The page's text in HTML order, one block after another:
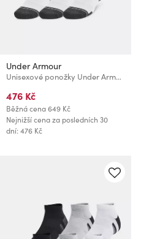
Under Armour
Unisexové ponožky Under Armour Unisex UA Perf Tech 6pk Crew
476 Kč
Běžná cena649 Kč
Nejnižší cena za posledních 30
dní: 476 Kč